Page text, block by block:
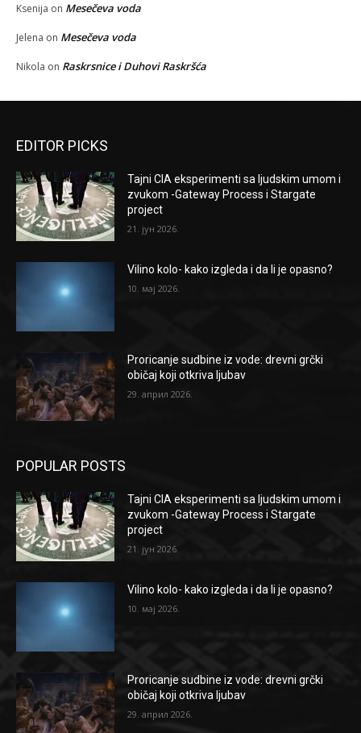
Ksenija on Mesečeva voda
Jelena on Mesečeva voda
Nikola on Raskrsnice i Duhovi Raskršća
EDITOR PICKS
Tajni CIA eksperimenti sa ljudskim umom i
zvukom -Gateway Process i Stargate
project
21. јун 2026.
Vilino kolo- kako izgleda i da li je opasno?
10. мај 2026.
Proricanje sudbine iz vode: drevni grčki
običaj koji otkriva ljubav
29. април 2026.
POPULAR POSTS
Tajni CIA eksperimenti sa ljudskim umom i
zvukom -Gateway Process i Stargate
project
21. јун 2026.
Vilino kolo- kako izgleda i da li je opasno?
10. мај 2026.
Proricanje sudbine iz vode: drevni grčki
običaj koji otkriva ljubav
29. април 2026.